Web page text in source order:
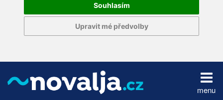
Souhlasím
Upravit mé předvolby
menu